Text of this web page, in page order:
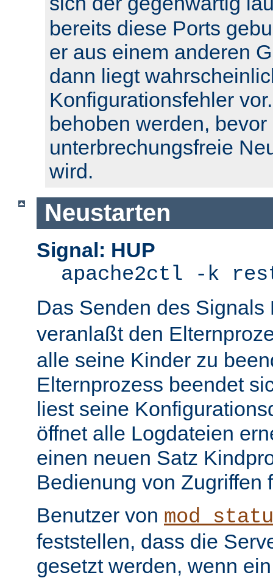
bereits diese Ports
er aus einem anderen
dann liegt
Konfigurationsfehler
behoben werden, bevor
unterbrechungsfreie
wird.
Neustarten
Signal: HUP
apache2ctl -k
Das Senden des Signals
veranlaßt den
alle seine Kinder zu
Elternprozess beendet
liest seine
öffnet alle Logdateien
einen neuen Satz
Bedienung von Zugriffen
Benutzer von
feststellen, dass die
gesetzt werden, wenn